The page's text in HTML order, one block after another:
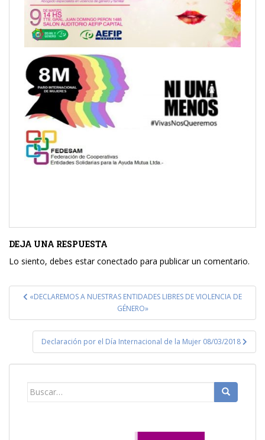
DEJA UNA RESPUESTA
Lo siento, debes estarconectado para publicar un comentario.
Navegación
entradas
«DECLAREMOS A NUESTRAS ENTIDADES LIBRES DE VIOLENCIA DE
GÉNERO»
Declaración por el Día Internacional de la Mujer 08/03/2018
Buscar: